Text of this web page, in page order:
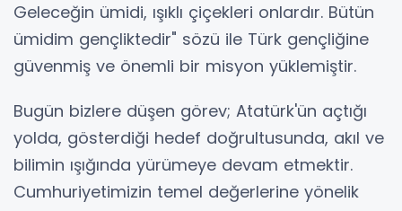
Geleceğin ümidi, ışıklı çiçekleri onlardır. Bütün
ümidim gençliktedir" sözü ile Türk gençliğine
güvenmiş ve önemli bir misyon yüklemiştir.
Bugün bizlere düşen görev; Atatürk'ün açtığı
yolda, gösterdiği hedef doğrultusunda, akıl ve
bilimin ışığında yürümeye devam etmektir.
Cumhuriyetimizin temel değerlerine yönelik